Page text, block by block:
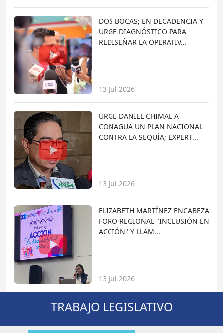
DOS BOCAS; EN DECADENCIA Y
URGE DIAGNÓSTICO PARA
REDISEÑAR LA OPERATIV...
13 Jul 2026
URGE DANIEL CHIMAL A
CONAGUA UN PLAN NACIONAL
CONTRA LA SEQUÍA; EXPERT...
13 Jul 2026
ELIZABETH MARTÍNEZ ENCABEZA
FORO REGIONAL "INCLUSIÓN EN
ACCIÓN" Y LLAM...
13 Jul 2026
TRABAJO LEGISLATIVO